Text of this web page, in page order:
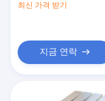
최신 가격 받기
지금 연락